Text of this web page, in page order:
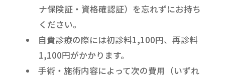
ナ保険証・資格確認証）を忘れずにお持ち
ください。
自費診療の際には初診料1,100円、再診料
1,100円がかかります。
手術・施術内容によって次の費用（いずれ